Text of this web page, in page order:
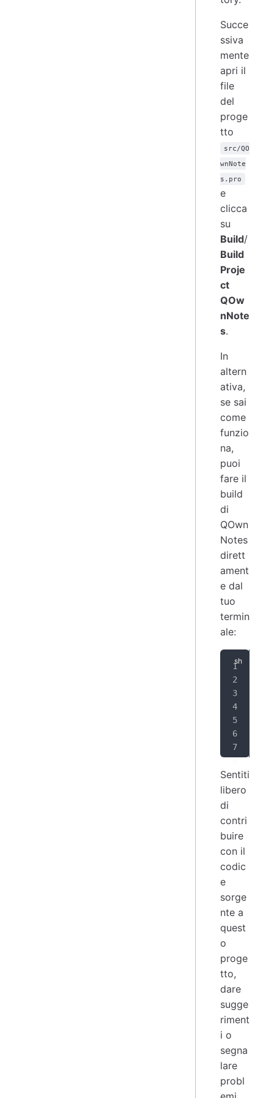
Succe
ssiva
mente
apri il
file
del
proge
tto
src/QO
wnNote
s.pro
e
clicca
su
Build/
Build
Proje
ct
QOw
nNote
s.
In
altern
ativa,
se sai
come
funzio
na,
puoi
fare il
build
di
QOwn
Notes
dirett
ament
e dal
tuo
termin
ale:
Sentiti
libero
di
contri
buire
con il
codic
e
sorge
nte a
quest
o
proge
tto,
dare
sugge
riment
i o
segna
lare
probl